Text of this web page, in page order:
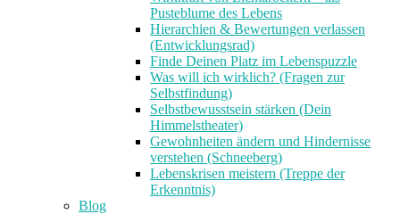
Pusteblume des Lebens
Hierarchien & Bewertungen verlassen
(Entwicklungsrad)
Finde Deinen Platz im Lebenspuzzle
Was will ich wirklich? (Fragen zur
Selbstfindung)
Selbstbewusstsein stärken (Dein
Himmelstheater)
Gewohnheiten ändern und Hindernisse
verstehen (Schneeberg)
Lebenskrisen meistern (Treppe der
Erkenntnis)
Blog